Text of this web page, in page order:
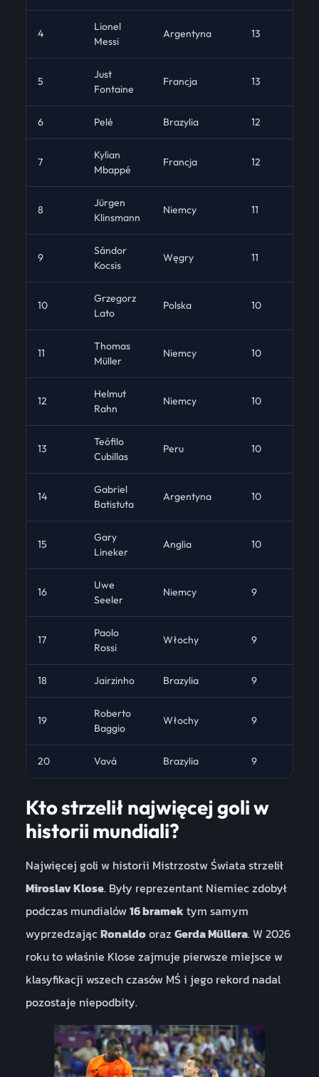
4
Lionel
Messi
Argentyna 13
5
Just
Fontaine
Francja 13
6 Pelé Brazylia 12
7
Kylian
Mbappé
Francja 12
8
Jürgen
Klinsmann
Niemcy 11
9
Sándor
Kocsis
Węgry 11
10
Grzegorz
Lato
Polska 10
11
Thomas
Müller
Niemcy 10
12
Helmut
Rahn
Niemcy 10
13
Teófilo
Cubillas
Peru 10
14
Gabriel
Batistuta
Argentyna 10
15
Gary
Lineker
Anglia 10
16
Uwe
Seeler
Niemcy 9
17
Paolo
Rossi
Włochy 9
18 Jairzinho Brazylia 9
19
Roberto
Baggio
Włochy 9
20 Vavá Brazylia 9
Kto strzelił najwięcej goli w
historii mundiali?
Najwięcej goli w historii Mistrzostw Świata strzelił
Miroslav Klose. Były reprezentant Niemiec zdobył
podczas mundialów 16 bramek tym samym
wyprzedzającRonaldooraz Gerda Müllera. W 2026
roku to właśnie Klose zajmuje pierwsze miejsce w
klasyfikacji wszech czasów MŚ i jego rekord nadal
pozostaje niepodbity.